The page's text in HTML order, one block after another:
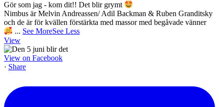
Gör som jag - kom dit!! Det blir grymt
Nimbus är Melvin Andreassen/ Adil Backman & Ruben Granditsky
och de är för kvällen förstärkta med massor med begåvade vänner
... See MoreSee Less
View
View on Facebook
· Share